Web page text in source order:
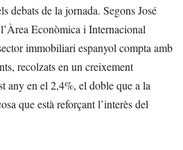
debats de la jornada. Segons José
Econòmica i Internacional
immobiliari espanyol compta amb
recolzats en un creixement
any en el 2,4%, el doble que a la
que està reforçant l’interès del